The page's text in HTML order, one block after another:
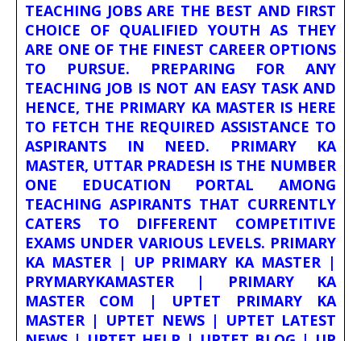
TEACHING JOBS ARE THE BEST AND FIRST
CHOICE OF QUALIFIED YOUTH AS THEY
ARE ONE OF THE FINEST CAREER OPTIONS
TO PURSUE. PREPARING FOR ANY
TEACHING JOB IS NOT AN EASY TASK AND
HENCE, THE PRIMARY KA MASTER IS HERE
TO FETCH THE REQUIRED ASSISTANCE TO
ASPIRANTS IN NEED. PRIMARY KA
MASTER, UTTAR PRADESH IS THE NUMBER
ONE EDUCATION PORTAL AMONG
TEACHING ASPIRANTS THAT CURRENTLY
CATERS TO DIFFERENT COMPETITIVE
EXAMS UNDER VARIOUS LEVELS. PRIMARY
KA MASTER | UP PRIMARY KA MASTER |
PRYMARYKAMASTER | PRIMARY KA
MASTER COM | UPTET PRIMARY KA
MASTER | UPTET NEWS | UPTET LATEST